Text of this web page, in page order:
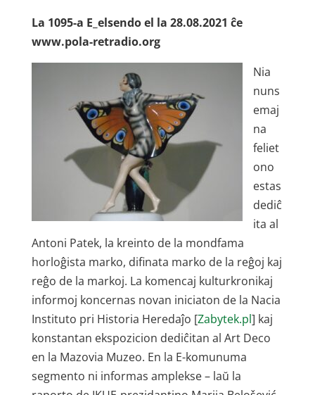
La 1095-a E_elsendo el la 28.08.2021 ĉe
www.pola-retradio.org
Nia
nuns
emaj
na
feliet
ono
estas
dediĉ
ita al
Antoni Patek, la kreinto de la mondfama
horloĝista marko, difinata marko de la reĝoj kaj
reĝo de la markoj. La komencaj kulturkronikaj
informoj koncernas novan iniciaton de la Nacia
Instituto pri Historia Heredaĵo [Zabytek.pl] kaj
konstantan ekspozicion dediĉitan al Art Deco
en la Mazovia Muzeo. En la E-komunuma
segmento ni informas amplekse – laŭ la